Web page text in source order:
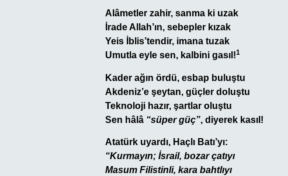
Alâmetler zahir, sanma ki uzak
İrade Allah’ın, sebepler kızak
Yeis İblis’tendir, imana tuzak
Umutla eyle sen, kalbini gasıl!1
Kader ağın ördü, esbap buluştu
Akdeniz’e şeytan, güçler doluştu
Teknoloji hazır, şartlar oluştu
Sen hâlâ “süper güç”, diyerek kasıl!
Atatürk uyardı, Haçlı Batı’yı:
“Kurmayın; İsrail, bozar çatıyı
Masum Filistinli, kara bahtlıyı